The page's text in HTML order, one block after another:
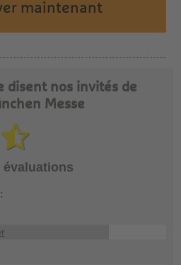
maintenant
disent nos invités de
Messe
évaluations